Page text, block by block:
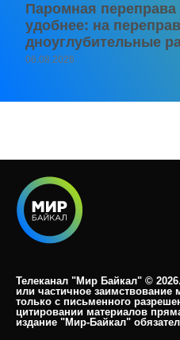
Паромная переправа
удобнее: на
дноуглубительные
06.08.2026
Телеканал "Мир Байкал" ©
или частичное заимствование
только с письменного
цитировании материалов
издание "Мир-Байкал"